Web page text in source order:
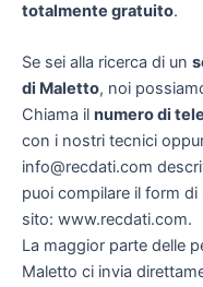
totalmente gratuito.
Se sei alla ricerca di un
di Maletto, noi
Chiama il numero di
con i nostri tecnici
info@recdati.com
puoi compilare il form
sito: www.recdati.com.
La maggior parte delle
Maletto ci invia